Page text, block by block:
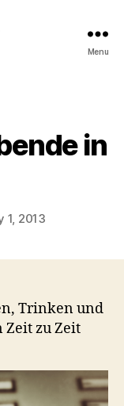
Menu
in
1, 2013
Trinken und
Zeit zu Zeit